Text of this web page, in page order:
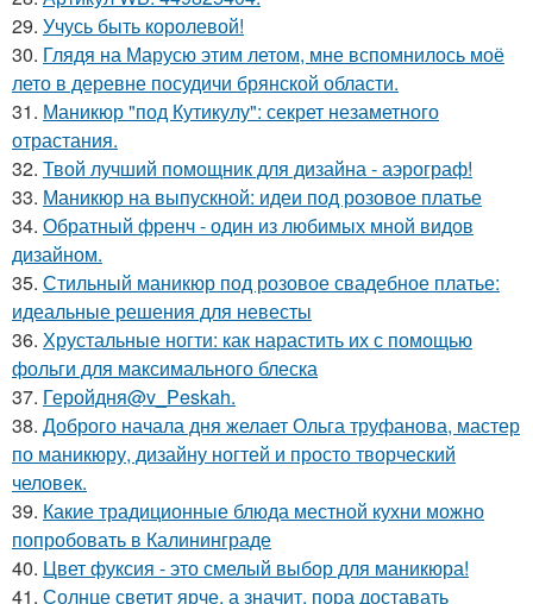
29. Учусь быть королевой!
30. Глядя на Марусю этим летом, мне вспомнилось моё
лето в деревне посудичи брянской области.
31. Маникюр "под Кутикулу": секрет незаметного
отрастания.
32. Твой лучший помощник для дизайна - аэрограф!
33. Маникюр на выпускной: идеи под розовое платье
34. Обратный френч - один из любимых мной видов
дизайном.
35. Стильный маникюр под розовое свадебное платье:
идеальные решения для невесты
36. Хрустальные ногти: как нарастить их с помощью
фольги для максимального блеска
37. Геройдня@v_Peskah.
38. Доброго начала дня желает Ольга труфанова, мастер
по маникюру, дизайну ногтей и просто творческий
человек.
39. Какие традиционные блюда местной кухни можно
попробовать в Калининграде
40. Цвет фуксия - это смелый выбор для маникюра!
41. Солнце светит ярче, а значит, пора доставать